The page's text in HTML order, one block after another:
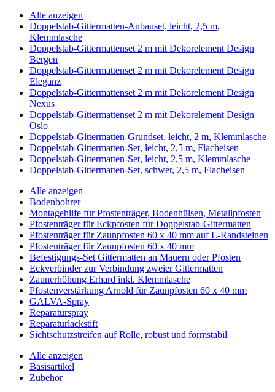
Alle anzeigen
Doppelstab-Gittermatten-Anbauset, leicht, 2,5 m,
Klemmlasche
Doppelstab-Gittermattenset 2 m mit Dekorelement Design
Bergen
Doppelstab-Gittermattenset 2 m mit Dekorelement Design
Eleganz
Doppelstab-Gittermattenset 2 m mit Dekorelement Design
Nexus
Doppelstab-Gittermattenset 2 m mit Dekorelement Design
Oslo
Doppelstab-Gittermatten-Grundset, leicht, 2 m, Klemmlasche
Doppelstab-Gittermatten-Set, leicht, 2,5 m, Flacheisen
Doppelstab-Gittermatten-Set, leicht, 2,5 m, Klemmlasche
Doppelstab-Gittermatten-Set, schwer, 2,5 m, Flacheisen
Alle anzeigen
Bodenbohrer
Montagehilfe für Pfostenträger, Bodenhülsen, Metallpfosten
Pfostenträger für Eckpfosten für Doppelstab-Gittermatten
Pfostenträger für Zaunpfosten 60 x 40 mm auf L-Randsteinen
Pfostenträger für Zaunpfosten 60 x 40 mm
Befestigungs-Set Gittermatten an Mauern oder Pfosten
Eckverbinder zur Verbindung zweier Gittermatten
Zaunerhöhung Erhard inkl. Klemmlasche
Pfostenverstärkung Arnold für Zaunpfosten 60 x 40 mm
GALVA-Spray
Reparaturspray
Reparaturlackstift
Sichtschutzstreifen auf Rolle, robust und formstabil
Alle anzeigen
Basisartikel
Zubehör